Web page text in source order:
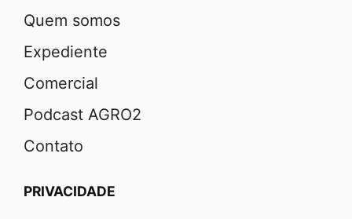
Quem somos
Expediente
Comercial
Podcast AGRO2
Contato
PRIVACIDADE